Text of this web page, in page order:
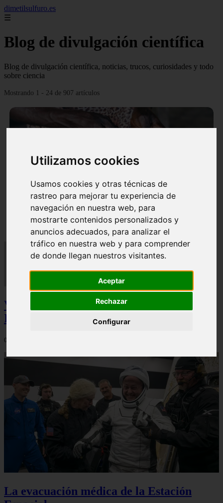
Utilizamos cookies
Usamos cookies y otras técnicas de
rastreo para mejorar tu experiencia de
navegación en nuestra web, para
mostrarte contenidos personalizados y
anuncios adecuados, para analizar el
tráfico en nuestra web y para comprender
de donde llegan nuestros visitantes.
Aceptar
Rechazar
Configurar
dimetilsulfuro.es
☰
Blog de divulgación científica
Blog de divulgación científica, noticias, trucos, curiosidades y todo
sobre ciencia
Mostrando 1 - 24 de 907 artículos
En África harán lo que parecía imposible: Utilizarán
moléculas de agua para cocinar sus alimentos
Video Advertencias desde la cúspide de la
IA: Hinton y el posible colapso social
06/03/2026
La evacuación médica de la Estación